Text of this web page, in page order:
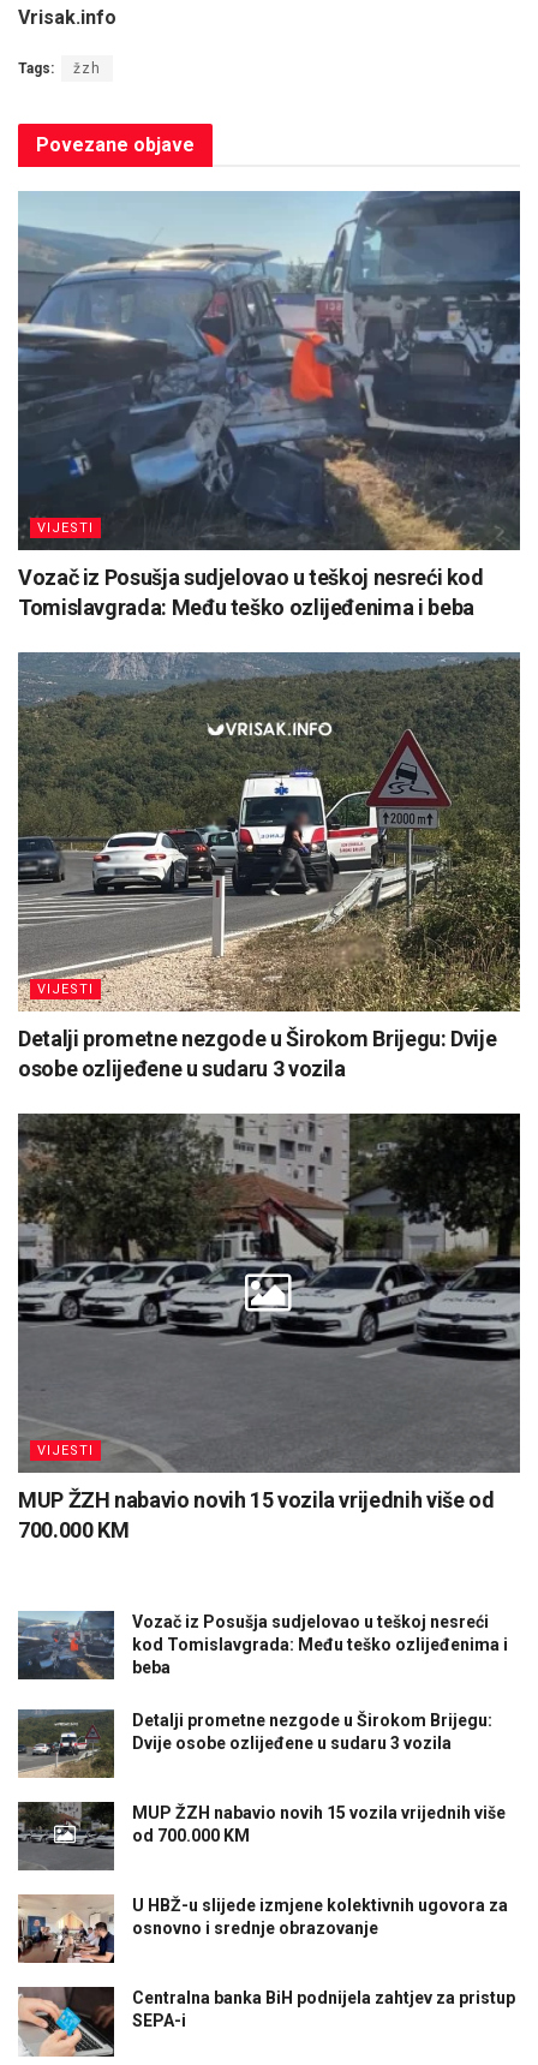
Vrisak.info
Tags: žzh
Povezane objave
VIJESTI
Vozač iz Posušja sudjelovao u teškoj nesreći kod
Tomislavgrada: Među teško ozlijeđenima i beba
VIJESTI
Detalji prometne nezgode u Širokom Brijegu: Dvije
osobe ozlijeđene u sudaru 3 vozila
VIJESTI
MUP ŽZH nabavio novih 15 vozila vrijednih više od
700.000 KM
Vozač iz Posušja sudjelovao u teškoj nesreći
kod Tomislavgrada: Među teško ozlijeđenima i
beba
Detalji prometne nezgode u Širokom Brijegu:
Dvije osobe ozlijeđene u sudaru 3 vozila
MUP ŽZH nabavio novih 15 vozila vrijednih više
od 700.000 KM
U HBŽ-u slijede izmjene kolektivnih ugovora za
osnovno i srednje obrazovanje
Centralna banka BiH podnijela zahtjev za pristup
SEPA-i